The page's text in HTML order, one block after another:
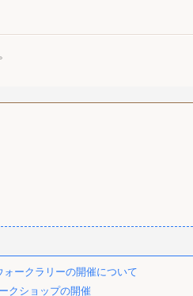
ークラリーの開催について
クショップの開催